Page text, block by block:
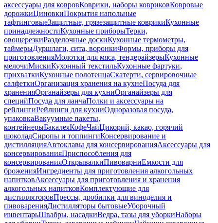
аксессуары для ковровКоврики, наборы ковриковКовровые
дорожкиЦиновкиПокрытия напольные
тафтинговыеЗащитные, грязезащитные коврикиКухонные
принадлежностиКухонные приборыТерки,
овощерезкиРазделочные доскиКухонные термометры,
таймерыДуршлаги, сита, воронкиФормы, приборы для
приготовленияМолотки для мяса, тендерайзерыКухонные
мелочиМискиКухонный текстильКухонные фартуки,
прихваткиКухонные полотенцаСкатерти, сервировочные
салфеткиОрганизация хранения на кухнеПосуда для
храненияОрганайзеры для кухниОрганайзеры для
специйПосуда для ланчаПолки и аксессуары на
рейлингиРейлинги для кухниОдноразовая посуда,
упаковкаВакуумные пакеты,
контейнерыБакалеяКофеЧайЦикорий, какао, горячий
шоколадСиропы и топпингиКонсервирование и
дистилляцияАвтоклавы для консервированияАксессуары для
консервированияПриспособления для
консервированияОткрывалкиПивоварниЕмкости для
броженияИнгредиенты для приготовления алкогольных
напитковАксессуары для приготовления и хранения
алкогольных напитковКомплектующие для
дистилляторовПрессы, дробилки для виноделия и
пивоваренияДистилляторы бытовыеУборочный
инвентарьШвабры, насадкиВедра, тазы для уборкиНаборы